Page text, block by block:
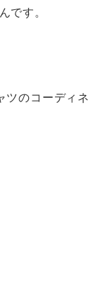
です。
ツのコーディネ